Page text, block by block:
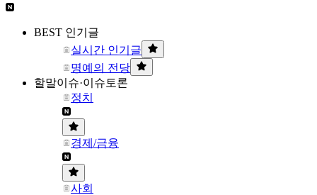
BEST 인기글
실시간 인기글
명예의 전당
할말이슈·이슈토론
정치
경제/금융
사회